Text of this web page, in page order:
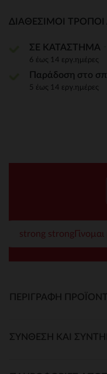
ΔΙΑΘΈΣΙΜΟΙ
ΣΕ ΚΑΤΑΣΤΗΜΑ
6 έως 14 εργ.ημέρες
Παράδοση στο
5 έως 14 εργ.ημέρες
strong
ΠΕΡΙΓΡΑΦΉ
ΣΎΝΘΕΣΗ ΚΑΙ